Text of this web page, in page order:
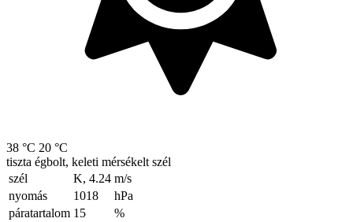
38 °C 20 °C
tiszta égbolt, keleti mérsékelt szél
szél
K, 4.24 m/s
nyomás
1018
hPa
páratartalom 15
%